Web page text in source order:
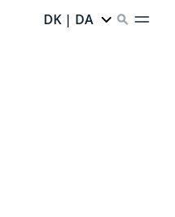
DK | DA